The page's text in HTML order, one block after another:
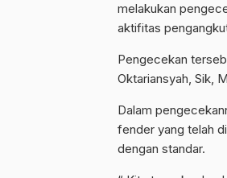
melakukan
aktifitas
Pengecekan
Oktariansyah, Sik,
Dalam
fender yang telah
dengan standar.